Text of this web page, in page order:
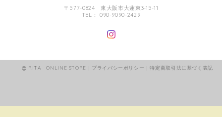
〒577-0824 東大阪市大蓮東3-15-11
TEL： 090-9090-2429
RITA ONLINE STORE | プライバシーポリシー |特定商取引法に基づく表記